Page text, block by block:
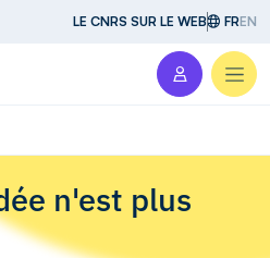
LE CNRS SUR LE WEB FREN
n'est plus